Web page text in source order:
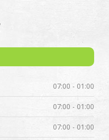
07:00 - 01:00
07:00 - 01:00
07:00 - 01:00